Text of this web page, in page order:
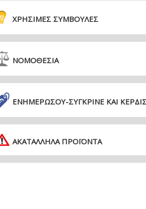
ΧΡΗΣΙΜΕΣ ΣΥΜΒΟΥΛΕΣ
ΝΟΜΟΘΕΣΙΑ
ΕΝΗΜΕΡΏΣΟΥ-ΣΎΓΚΡΙΝΕ ΚΑΙ
ΑΚΑΤΑΛΛΗΛΑ ΠΡΟΪΟΝΤΑ